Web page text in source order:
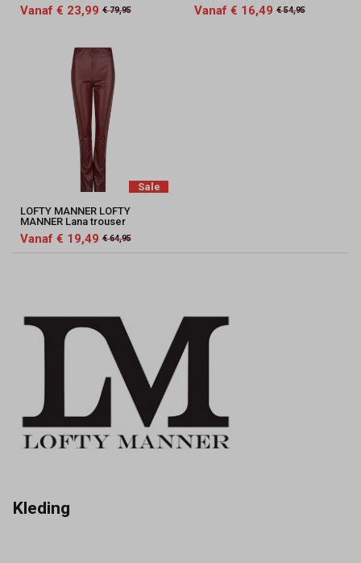
Vanaf € 23,99 € 79,95 Vanaf € 16,49 € 54,95
Sale
LOFTY MANNER LOFTY
MANNER Lana trouser
Vanaf € 19,49 € 64,95
Kleding